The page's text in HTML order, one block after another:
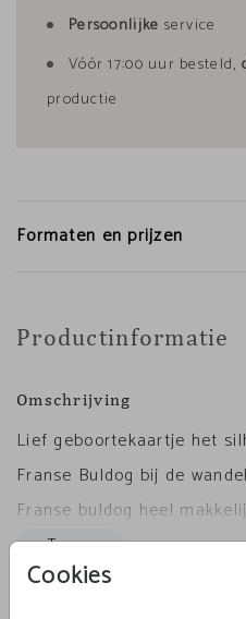
Cookies
Persoonlijke service
Vóór 17:00 uur besteld,
productie
Formaten en prijzen
Productinformatie
Omschrijving
Lief geboortekaartje het
Franse Buldog bij de
Franse buldog heel
of zus of een kat. Ook de
makkelijk aanpassen in de
Toon meer